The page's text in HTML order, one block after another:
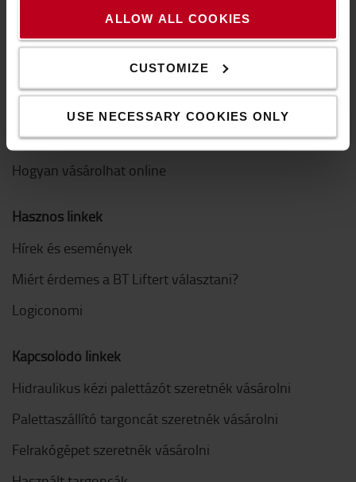
ALLOW ALL COOKIES
CUSTOMIZE
USE NECESSARY COOKIES ONLY
Szállítási & fizetési feltételek
GYIK
Hogyan vásárolhat online
Hasznos linkek
Hírek és események
Miért érdemes a BT Liftert választani?
Logiconomi
Kapcsolódó linkek
Hidraulikus kézi palettázót szeretnék vásárolni
Palettaszállító targoncát szeretnék vásárolni
Felrakógépet szeretnék vásárolni